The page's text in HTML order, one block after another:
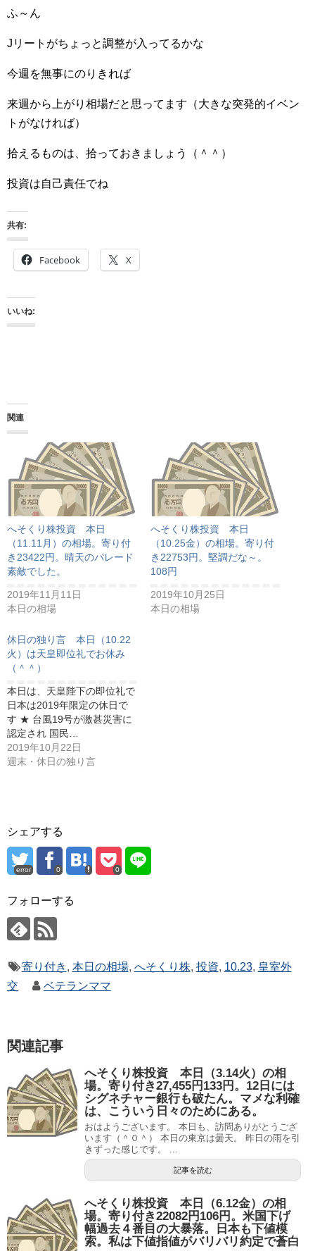
ふ～ん
Jリートがちょっと調整が入ってるかな
今週を無事にのりきれば
来週から上がり相場だと思ってます（大きな突発的イベン
トがなければ）
拾えるものは、拾っておきましょう（＾＾）
投資は自己責任でね
共有:
Facebook X
いいね:
関連
へそくり株投資 本日
（11.11月）の相場。寄り付
き23422円。晴天のパレード
素敵でした。
2019年11月11日
本日の相場
へそくり株投資 本日
（10.25金）の相場。寄り付
き22753円。堅調だな～。
108円
2019年10月25日
本日の相場
休日の独り言 本日（10.22
火）は天皇即位礼でお休み
（＾＾）
本日は、天皇陛下の即位礼で
日本は2019年限定の休日で
す ★ 台風19号が激甚災害に
認定され 国民…
2019年10月22日
週末・休日の独り言
シェアする
error 0 0
フォローする
寄り付き , 本日の相場, へそくり株, 投資, 10.23, 皇室外
交
ベテランママ
関連記事
へそくり株投資 本日（3.14火）の相
場。寄り付き27,455円133円。12日には
シグネチャー銀行も破たん。マメな利確
は、こういう日々のためにある。
おはようございます。 本日も、訪問ありがとうござ
います（＾０＾） 本日の東京は曇天。 昨日の雨を引
きずった感じです。 ...
記事を読む
へそくり株投資 本日（6.12金）の相
場。寄り付き22082円106円。米国下げ
幅過去４番目の大暴落。日本も下値模
索。私は下値指値がバリバリ約定で蒼白